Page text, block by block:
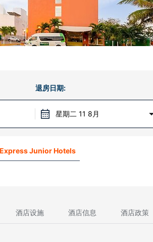
退房日期:
星期二 11 8月
Junior Hotels
酒店设施 酒店信息 酒店政策